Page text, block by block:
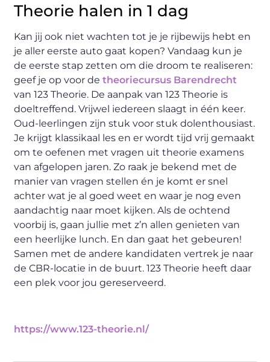
Theorie halen in 1 dag
Kan jij ook niet wachten tot je je rijbewijs hebt en
je aller eerste auto gaat kopen? Vandaag kun je
de eerste stap zetten om die droom te realiseren:
geef je op voor detheoriecursus Barendrecht
van 123 Theorie. De aanpak van 123 Theorie is
doeltreffend. Vrijwel iedereen slaagt in één keer.
Oud-leerlingen zijn stuk voor stuk dolenthousiast.
Je krijgt klassikaal les en er wordt tijd vrij gemaakt
om te oefenen met vragen uit theorie examens
van afgelopen jaren. Zo raak je bekend met de
manier van vragen stellen én je komt er snel
achter wat je al goed weet en waar je nog even
aandachtig naar moet kijken. Als de ochtend
voorbij is, gaan jullie met z’n allen genieten van
een heerlijke lunch. En dan gaat het gebeuren!
Samen met de andere kandidaten vertrek je naar
de CBR-locatie in de buurt. 123 Theorie heeft daar
een plek voor jou gereserveerd.
https://www.123-theorie.nl/